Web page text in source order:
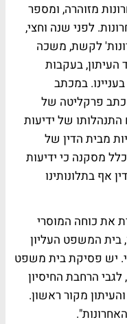
מזוהרה, ומספר
. לפני שנה וחצי,
לקשת, משכה
העיתון, בעקבות
במכתב
פרקליטה של
התנהלותו של ידיעות
מבית הדין של
מסקנה כי ידיעות
אף בתלונותינו
את כוחה המוסרי
בית המשפט העליון
יש פסיקת בית משפט
הרחבת החיסיון
והעיתון מקור ראשון.